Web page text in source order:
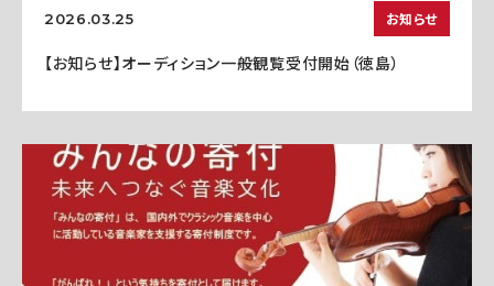
2026.03.25 お知らせ
【お知らせ】オーディション一般観覧受付開始（徳島）